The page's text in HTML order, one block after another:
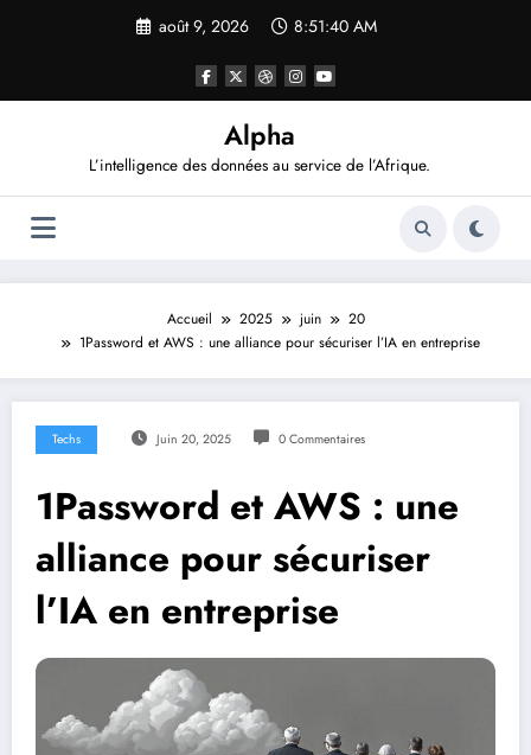
août 9, 2026 8:51:41 AM
Alpha
L’intelligence des données au service de l’Afrique.
Accueil 2025 juin
20
1Password et AWS : une alliance pour sécuriser l’IA en entreprise
Techs Juin 20, 2025 0 Commentaires
1Password et AWS : une
alliance pour sécuriser
l’IA en entreprise